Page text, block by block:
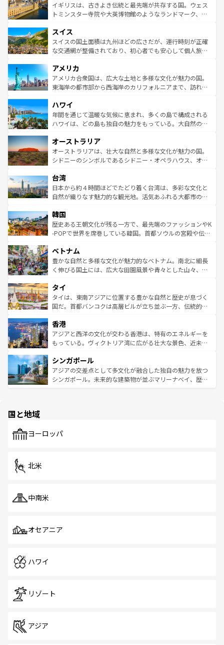
香り高いラベンダー畑など、多彩な楽しみ方が可能だ。さ
らに、パリ以外の地域にも魅力が溢れており、どの街角に
れる地方に足を運ぶとそれぞれで全く異なる文化を体験で
きるだろう。 なお、新着のフランス情報はコンテンツ一覧
を参照してほしい。
ルリンの文化的活気、バイエルン州のアルプスの絶景、そ
してライン川沿いのワイン畑といった風景は必見。ビール
は、お酒好きな人にはぜひ体験してほしい。 なお、新着の
ドイツ情報はコンテンツ一覧を参照してほしい。
イギリスは、古きよき伝統と最先端が共存する国。ウェス
トミンスター寺院や大英博物館のようなランドマーク、歴
リアごとに異なる魅力がある。また、優雅なアフタヌーン
ティー、ビール好きにはたまらない英国パブ、サッカー観
戦など、本場だからこそできる体験も豊富。イギリスを旅
ンツ一覧を参照してほしい。
スイス
スイスの国土面積は九州ほどの広さだが、運行時刻が正確
な交通網が整備されており、初心者でも安心して個人旅行
の建物がそのまま残る町や、スイスならではのユニークな
博物館もあり、アルプス観光だけでなく町歩きも満喫する
ことができる。国民の所得が高いため物価も高いが、旅行
ば市内交通費無料で観光を楽しむこともできる。 なお、新
着のスイス情報はコンテンツ一覧 を参照してほしい。
アメリカ
アメリカ合衆国は、広大な土地と多様な文化が魅力の国。
東海岸の都市部から西海岸のカリフォルニアまで、訪れる
のような巨大都市は、観光、ショッピング、エンターテイ
ンメントが詰まった刺激的なスポットだ。一方、アメリカ
西部には大自然が広がり、グランドキャニオンやイエロー
部のニューオーリンズでは、音楽と美食が融合した独特の
文化が魅力。旅行者はアメリカの各地域で異なる魅力を楽
しみながら、その多様性と豊かな歴史を感じることができ
ならではの贅沢な旅のスタイルだ。 なお、新着のアメリカ
情報はコンテンツ一覧を参照してほしい。
ハワイ
年間を通じて温暖な気候に恵まれ、多くの島で構成される
ハワイは、どの島も独自の魅力をもっている。大自然の神
ワイ島は見逃せない。また、定番の観光地といえばオアフ
島だが、静かな自然を求めるならマウイ島やカウアイ島が
おすすめ。エメラルドグリーンに輝く海をはじめ、豊かな
れるおもてなしの心で訪れる人々を迎えてくれるハワイの
人々、おいしいローカルフードやハワイアンミュージッ
ク、伝統的なフラダンスなど、すべてがハワイの魅力を彩
ワイを、存分に味わってほしい。 なお、新着のハワイ情報
はコンテンツ一覧を参照してほしい。
オーストラリア
オーストラリアは、壮大な自然と多様な文化が魅力の国。
シドニーのシンボルであるシドニー・オペラハウス、オー
リアリーフや大陸中央部にそびえるウルル（エアーズロッ
ク）、タスマニアの美しい原生林やケアンズの熱帯雨林な
ど、見どころがたくさん。また、カフェやワイン、オージ
いる。アクティビティも充実しており、サーフィンやダイ
ビング、ハイキングなど、アウトドア好きにはたまらな
い。オーストラリアの多彩な魅力を存分に味わいつくそ
参照してほしい。
台湾
日本から約４時間ほどでたどり着く台湾は、多彩な文化と
自然が織りなす魅力的な観光地。活気あふれる大都市の台
ン）、静ひつな山岳地帯である台湾東部など、都市の喧騒
と山間の静けさが共存しており、訪れる人に新しい発見と
驚きをもたらしてくれる。また、奥深い台湾の食文化も魅
容にもいいと評判のスイーツなど、バラエティ豊かな料理
が味わえる。 なお、新着の台湾情報は コンテンツ一覧を参
照してほしい。
韓国
歴史ある王朝文化が残る一方で、最先端のファッションやK
-POPで世界を席巻している韓国。首都ソウルの宮殿や伝統
き、地方に足を延ばせば四季折々の自然美を楽しむことが
できる。そして、キムチや焼肉、絶品のストリートフード
まで、さまざまな韓国料理が待っている。夜には、韓国な
リティに包まれながら、韓国の多彩な魅力を心ゆくまで味
わってみてほしい。 なお、新着の韓国情報はコンテンツ一
覧を参照してほしい。
ベトナム
豊かな自然と多様な文化が魅力的なベトナム。南北に細長
く伸びる国土には、広大な田園風景や青々とした山々、世
急速な発展と共に伝統が息づく。ハノイの古い町並みやホ
ーチミン市のフランス統治時代の建物も、独特の雰囲気を
醸し出している。また、バラエティの豊かさとおいしさで
とつ。フォーやバインミー、ベトナムコーヒーなどは、ぜ
ひ現地で味わいたい。どの地域を訪れてもあたたかい人々
が旅行者を迎えてくれるので、きっと忘れられない旅にな
参照してほしい。
タイ
タイは、東南アジアに位置する豊かな自然と歴史が息づく
国だ。首都バンコクは高層ビルが立ち並ぶ一方、伝統的な
の活気が交差している。北部ではチェンマイなどの山岳地
帯で自然と触れ合い、南部ではプーケットやクラビの美し
いビーチでリゾート気分を楽しむことができる。タイ料理
激する。気候は一年中温暖で、どの季節にも異なる楽しみ
が待っている。親しみやすいタイの人々、仏教を中心とし
た文化、そして多様な観光資源が、訪れる旅人を魅了し続
香港
アジアと西洋の文化が交わる香港は、特有のエネルギーを
もっている。ヴィクトリア湾に広がる壮大な景色、近未来
み、どこを訪れても感動するはず。観光スポットが密集し
ており、効率よく見どころを回れるのも魅力。息をのむよ
うな絶景から文化的な体験まで、香港を存分に楽しみ尽く
シンガポール
アジアの交差点として多文化が融合した独自の魅力を放つ
シンガポール。未来的な建築物が並ぶマリーナベイ、歴史
で、ホーカーズは地元の風情を楽しめる外せないスポット
国と地域
ヨーロッパ
北米
中南米
オセアニア
ハワイ
リゾート
アジア